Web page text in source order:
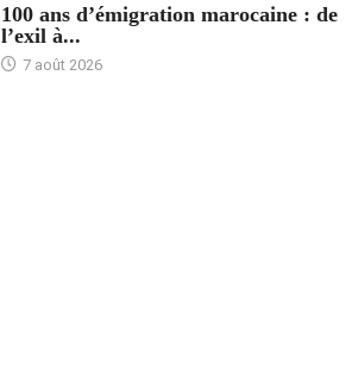
100 ans d’émigration marocaine : de
l’exil à...
7 août 2026